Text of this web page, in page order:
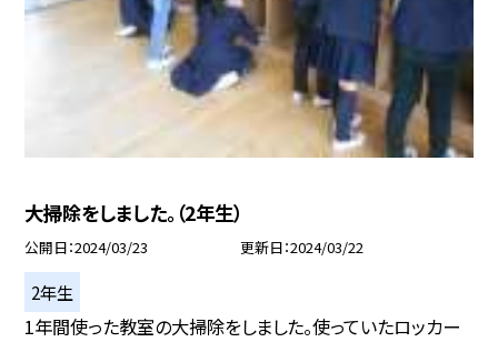
大掃除をしました。（2年生）
公開日 2024/03/23 更新日 2024/03/22
2年生
1年間使った教室の大掃除をしました。使っていたロッカー